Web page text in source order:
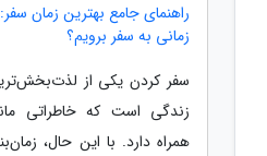
راهنمای جامع بهترین زمان
زمانی به سفر برویم؟
سفر کردن یکی از
زندگی است که خاطراتی
همراه دارد. با این حال،